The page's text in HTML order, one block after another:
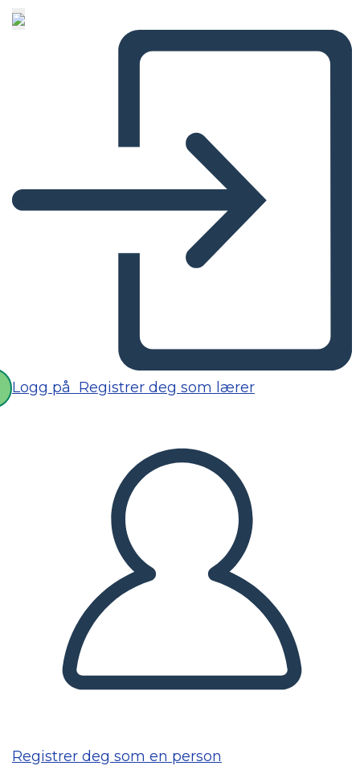
Logg på Registrer deg som lærer
Registrer deg som en person